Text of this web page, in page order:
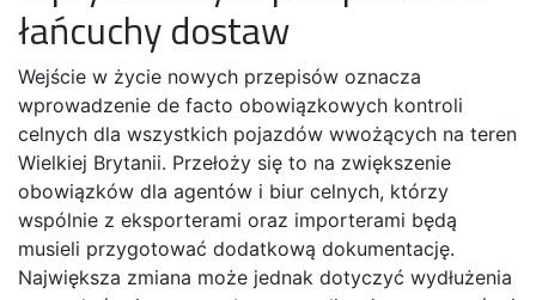
łańcuchy dostaw
Wejście w życie nowych przepisów oznacza
wprowadzenie de facto obowiązkowych kontroli
celnych dla wszystkich pojazdów wwożących na teren
Wielkiej Brytanii. Przełoży się to na zwiększenie
obowiązków dla agentów i biur celnych, którzy
wspólnie z eksporterami oraz importerami będą
musieli przygotować dodatkową dokumentację.
Największa zmiana może jednak dotyczyć wydłużenia